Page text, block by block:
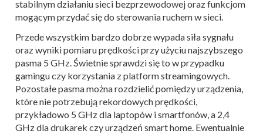
stabilnym działaniu sieci bezprzewodowej oraz funkcjom
mogącym przydać się do sterowania ruchem w sieci.
Przede wszystkim bardzo dobrze wypada siła sygnału
oraz wyniki pomiaru prędkości przy użyciu najszybszego
pasma 5 GHz. Świetnie sprawdzi się to w przypadku
gamingu czy korzystania z platform streamingowych.
Pozostałe pasma można rozdzielić pomiędzy urządzenia,
które nie potrzebują rekordowych prędkości,
przykładowo 5 GHz dla laptopów i smartfonów, a 2,4
GHz dla drukarek czy urządzeń smart home. Ewentualnie